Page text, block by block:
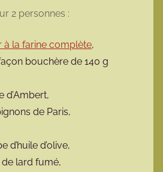
2 personnes :
à la farine complète,
bouchère de 140 g
d’Ambert,
de Paris,
d’huile d’olive,
lard fumé,